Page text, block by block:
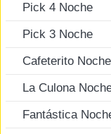
Pick 4 Noche
Pick 3 Noche
Cafeterito Noche
La Culona
Fantástica